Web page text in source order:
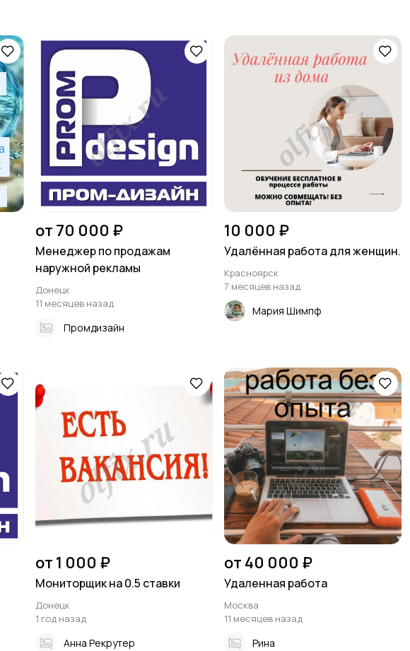
от 70 000 ₽
Менеджер по продажам
наружной рекламы
Донецк
11 месяцев назад
Промдизайн
10 000 ₽
Удалённая работа для женщин.
Красноярск
7 месяцев назад
Мария Шимпф
от 1 000 ₽
Мониторщик на 0.5 ставки
Донецк
1 год назад
Анна Рекрутер
от 40 000 ₽
Удаленная работа
Москва
11 месяцев назад
Рина